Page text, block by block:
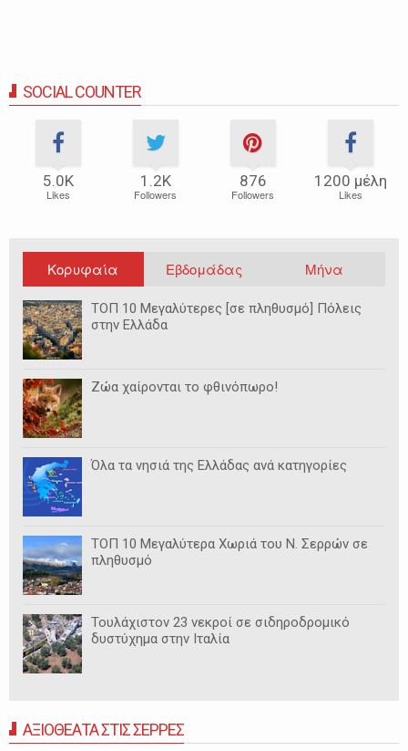
SOCIAL COUNTER
5.0Κ
Likes
1.2Κ
Followers
876
Followers
1200 μέλη
Likes
Κορυφαία Εβδομάδας Μήνα
ΤΟΠ 10 Μεγαλύτερες [σε πληθυσμό] Πόλεις
στην Ελλάδα
Ζώα χαίρονται το φθινόπωρο!
Όλα τα νησιά της Ελλάδας ανά κατηγορίες
ΤΟΠ 10 Μεγαλύτερα Χωριά του Ν. Σερρών σε
πληθυσμό
Τουλάχιστον 23 νεκροί σε σιδηροδρομικό
δυστύχημα στην Ιταλία
ΑΞΙΟΘΕΑΤΑ ΣΤΙΣ ΣΕΡΡΕΣ